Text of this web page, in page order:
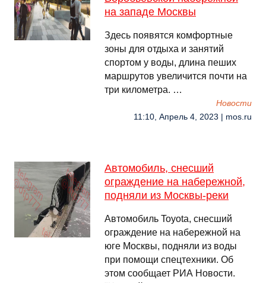
на западе Москвы
Здесь появятся комфортные
зоны для отдыха и занятий
спортом у воды, длина пеших
маршрутов увеличится почти на
три километра. …
Новости
11:10, Апрель 4, 2023 | mos.ru
Автомобиль, снесший
ограждение на набережной,
подняли из Москвы-реки
Автомобиль Toyota, снесший
ограждение на набережной на
юге Москвы, подняли из воды
при помощи спецтехники. Об
этом сообщает РИА Новости.